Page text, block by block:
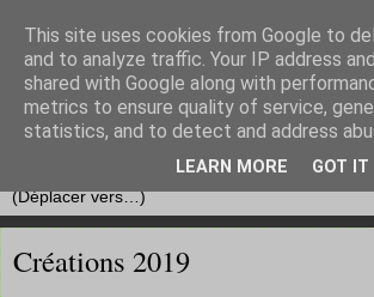
Créations 2019
This site uses cookies from Google to
and to analyze traffic. Your IP address
shared with Google along with
metrics to ensure quality of service,
statistics, and to detect and address
LEARN MORE GOT IT